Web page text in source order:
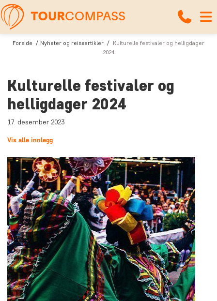
Forside Nyheter og reiseartikler
Kulturelle festivaler og helligdager
2024
Kulturelle festivaler og
helligdager 2024
17. desember 2023
Vis alle innlegg